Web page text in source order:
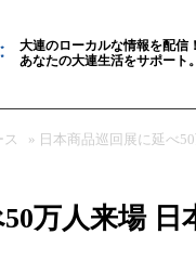
大連のローカルな情報を配信
あなたの大連生活をサポート
ス » 日本商品巡回展に延べ
万人来場